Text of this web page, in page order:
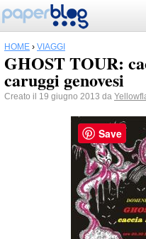
HOME › VIAGGI
GHOST TOUR:
caruggi genovesi
Creato il 19 giugno 2013 da
Save